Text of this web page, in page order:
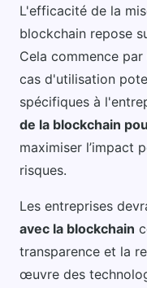
L'efficacité de la
blockchain repose
Cela commence
cas d'utilisation
spécifiques à
de la blockchain
maximiser l’impact
risques.
Les entreprises
avec la blockchain
transparence et la
œuvre des